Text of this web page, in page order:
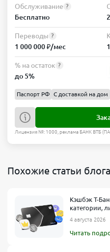
Обслуживание ?
Бесплатно
Переводы ?
1 000 000 ₽/мес
% на остаток ?
до 5%
Паспорт РФ С доставкой на дом
Лицензия №: 1000, реклама БАНК ВТБ
Похожие статьи блога
Кэшбэк Т-
категории,
4 августа 2026
Читать